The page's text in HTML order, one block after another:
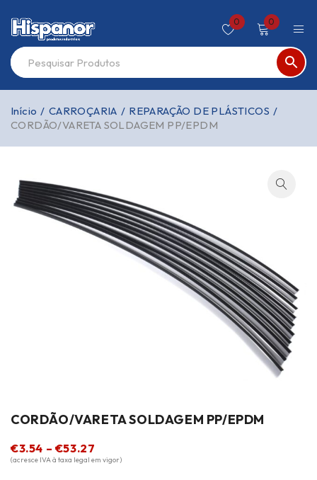
0 0
Início / CARROÇARIA / REPARAÇÃO DE PLÁSTICOS /
CORDÃO/VARETA SOLDAGEM PP/EPDM
CORDÃO/VARETA SOLDAGEM PP/EPDM
€3.54 – €53.27
(acresce IVA à taxa legal em vigor)